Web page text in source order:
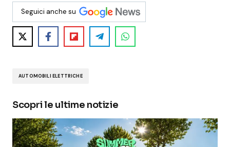
Seguici anche su
AUTOMOBILI ELETTRICHE
Scopri le ultime notizie